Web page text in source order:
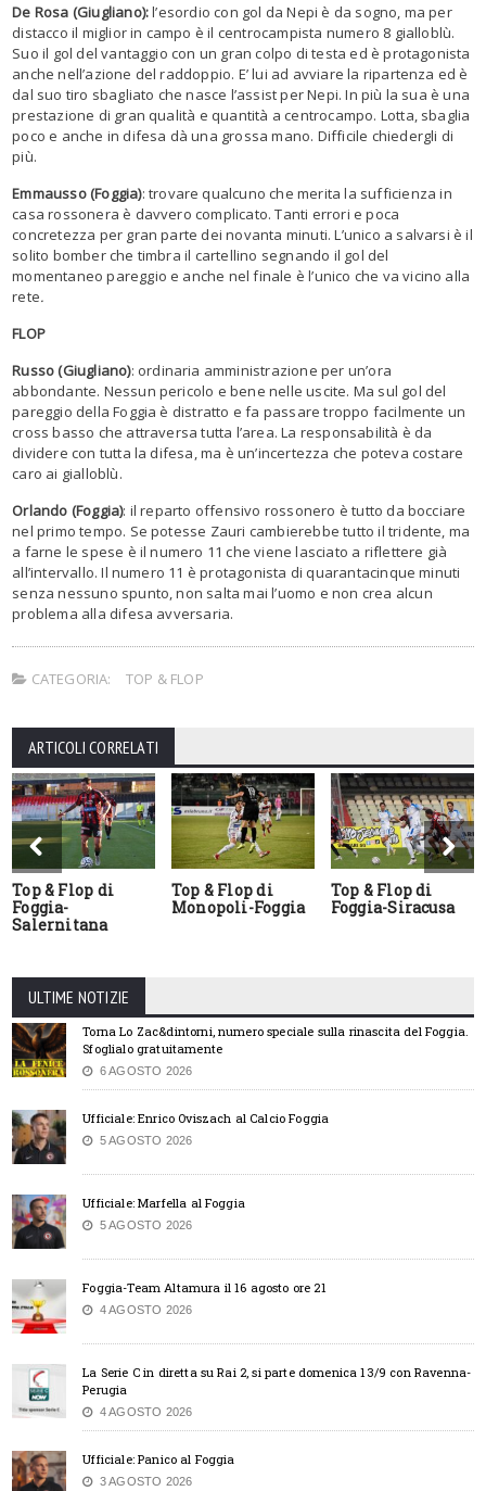
De Rosa (Giugliano):l’esordio con gol da Nepi è da sogno, ma per
distacco il miglior in campo è il centrocampista numero 8 gialloblù.
Suo il gol del vantaggio con un gran colpo di testa ed è protagonista
anche nell’azione del raddoppio. E’ lui ad avviare la ripartenza ed è
dal suo tiro sbagliato che nasce l’assist per Nepi. In più la sua è una
prestazione di gran qualità e quantità a centrocampo. Lotta, sbaglia
poco e anche in difesa dà una grossa mano. Difficile chiedergli di
più.
Emmausso (Foggia): trovare qualcuno che merita la sufficienza in
casa rossonera è davvero complicato. Tanti errori e poca
concretezza per gran parte dei novanta minuti. L’unico a salvarsi è il
solito bomber che timbra il cartellino segnando il gol del
momentaneo pareggio e anche nel finale è l’unico che va vicino alla
rete.
FLOP
Russo (Giugliano): ordinaria amministrazione per un’ora
abbondante. Nessun pericolo e bene nelle uscite. Ma sul gol del
pareggio della Foggia è distratto e fa passare troppo facilmente un
cross basso che attraversa tutta l’area. La responsabilità è da
dividere con tutta la difesa, ma è un’incertezza che poteva costare
caro ai gialloblù.
Orlando (Foggia): il reparto offensivo rossonero è tutto da bocciare
nel primo tempo. Se potesse Zauri cambierebbe tutto il tridente, ma
a farne le spese è il numero 11 che viene lasciato a riflettere già
all’intervallo. Il numero 11 è protagonista di quarantacinque minuti
senza nessuno spunto, non salta mai l’uomo e non crea alcun
problema alla difesa avversaria.
CATEGORIA: TOP & FLOP
ARTICOLI CORRELATI
Top & Flop di
Foggia-
Salernitana
Top & Flop di
Monopoli-Foggia
Top & Flop di
Foggia-Siracusa
ULTIME NOTIZIE
Torna Lo Zac&dintorni, numero speciale sulla rinascita del Foggia.
Sfoglialo gratuitamente
6 AGOSTO 2026
Ufficiale: Enrico Oviszach al Calcio Foggia
5 AGOSTO 2026
Ufficiale: Marfella al Foggia
5 AGOSTO 2026
Foggia-Team Altamura il 16 agosto ore 21
4 AGOSTO 2026
La Serie C in diretta su Rai 2, si parte domenica 13/9 con Ravenna-
Perugia
4 AGOSTO 2026
Ufficiale: Panico al Foggia
3 AGOSTO 2026